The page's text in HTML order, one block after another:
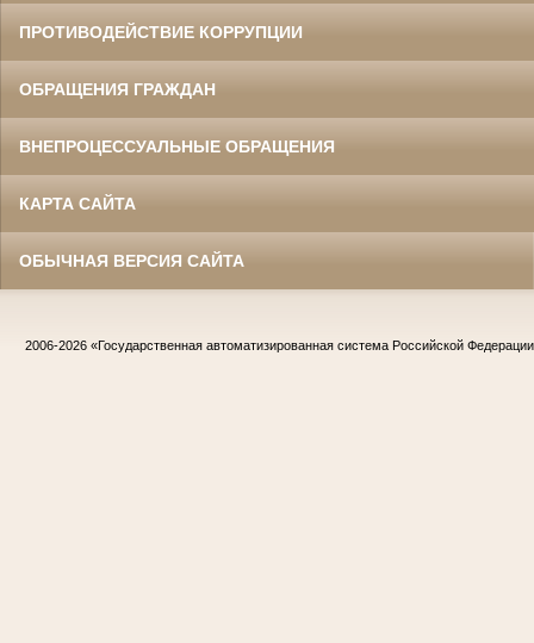
ПРОТИВОДЕЙСТВИЕ КОРРУПЦИИ
ОБРАЩЕНИЯ ГРАЖДАН
ВНЕПРОЦЕССУАЛЬНЫЕ ОБРАЩЕНИЯ
КАРТА САЙТА
ОБЫЧНАЯ ВЕРСИЯ САЙТА
2006-2026 «Государственная автоматизированная система Российской